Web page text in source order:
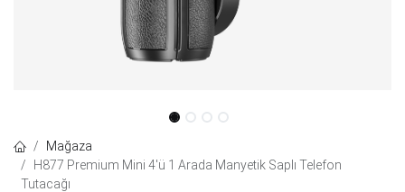
Mağaza
H877 Premium Mini 4'ü 1 Arada Manyetik Saplı Telefon
Tutacağı